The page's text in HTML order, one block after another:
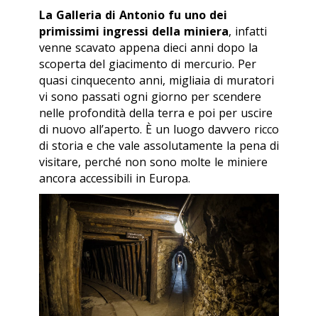
La Galleria di Antonio fu uno dei
primissimi ingressi della miniera, infatti
venne scavato appena dieci anni dopo la
scoperta del giacimento di mercurio. Per
quasi cinquecento anni, migliaia di muratori
vi sono passati ogni giorno per scendere
nelle profondità della terra e poi per uscire
di nuovo all’aperto. È un luogo davvero ricco
di storia e che vale assolutamente la pena di
visitare, perché non sono molte le miniere
ancora accessibili in Europa.